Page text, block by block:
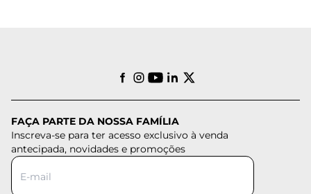
FAÇA PARTE DA NOSSA FAMÍLIA
Inscreva-se para ter acesso exclusivo à venda
antecipada, novidades e promoções